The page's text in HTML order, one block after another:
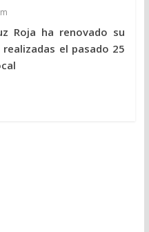
Roja ha renovado su
el pasado 25